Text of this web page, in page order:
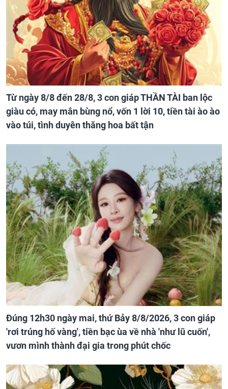
Từ ngày 8/8 đến 28/8, 3 con giáp THẦN TÀI ban lộc
giàu có, may mắn bùng nổ, vốn 1 lời 10, tiền tài ào ào
vào túi, tình duyên thăng hoa bất tận
Đúng 12h30 ngày mai, thứ Bảy 8/8/2026, 3 con giáp
'rơi trúng hố vàng', tiền bạc ùa về nhà 'như lũ cuốn',
vươn mình thành đại gia trong phút chốc